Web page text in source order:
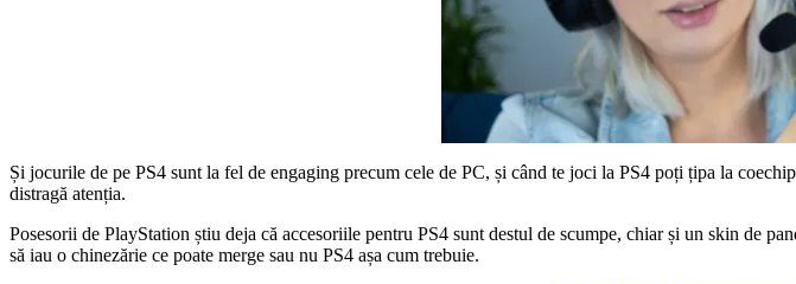
Și jocurile de pe PS4 sunt la fel de engaging precum cele de PC, și când te joci la PS4 poți țipa la
distragă atenția.
Posesorii de PlayStation știu deja că accesoriile pentru PS4 sunt destul de scumpe, chiar și un skin de
să iau o chinezărie ce poate merge sau nu PS4 așa cum trebuie.